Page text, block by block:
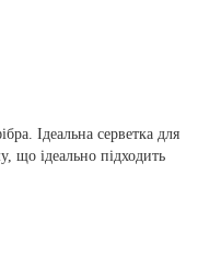
Ідеальна серветка для
що ідеально підходить